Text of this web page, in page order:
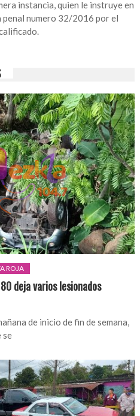
instancia, quien le instruye en
penal numero 32/2016 por el
ROJA
deja varios lesionados
de inicio de fin de semana,
se